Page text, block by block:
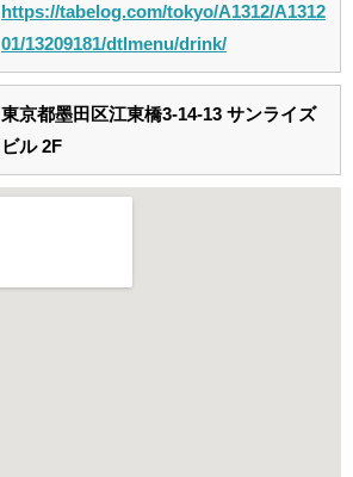
https://tabelog.com/tokyo/A1312/A1312
01/13209181/dtlmenu/drink/
東京都墨田区江東橋3-14-13 サンライズ
ビル 2F